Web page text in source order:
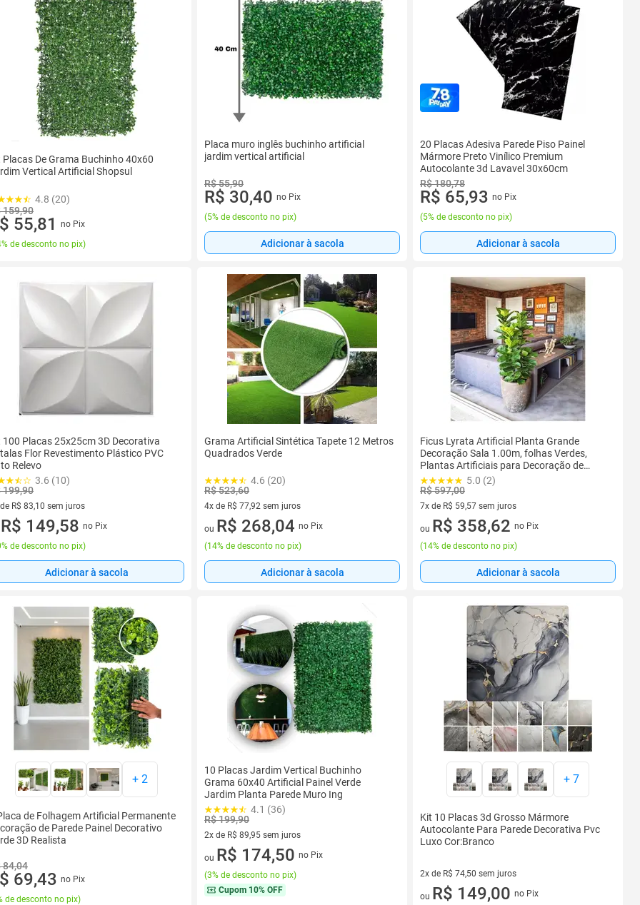
Placas De Grama Buchinho 40x60
Vertical Artificial Shopsul
4.8 (20)
159,90
55,81
no Pix
de desconto no pix)
Placa muro inglês buchinho artificial
jardim vertical artificial
R$ 55,90
R$ 30,40 no Pix
(5% de desconto no pix)
Adicionar à sacola
20 Placas Adesiva Parede Piso Painel
Mármore Preto Vinílico Premium
Autocolante 3d Lavavel 30x60cm
R$ 180,78
R$ 65,93 no Pix
(5% de desconto no pix)
Adicionar à sacola
100 Placas 25x25cm 3D Decorativa
Flor Revestimento Plástico PVC
Relevo
3.6 (10)
199,90
R$ 83,10 sem juros
de R$ 83,10 sem juros
R$ 149,58 no Pix
de desconto no pix)
Adicionar à sacola
Grama Artificial Sintética Tapete 12 Metros
Quadrados Verde
4.6 (20)
R$ 523,60
4x de R$ 77,92 sem juros
4 vez de R$ 77,92 sem juros
ou R$ 268,04 no Pix
(14% de desconto no pix)
Adicionar à sacola
Ficus Lyrata Artificial Planta Grande
Decoração Sala 1.00m, folhas Verdes,
Plantas Artificiais para Decoração de
Casa.
5.0 (2)
R$ 597,00
7x de R$ 59,57 sem juros
7 vez de R$ 59,57 sem juros
ou R$ 358,62 no Pix
(14% de desconto no pix)
Adicionar à sacola
+ 2
de Folhagem Artificial Permanente
de Parede Painel Decorativo
3D Realista
84,04
69,43 no Pix
de desconto no pix)
10 Placas Jardim Vertical Buchinho
Grama 60x40 Artificial Painel Verde
Jardim Planta Parede Muro Ing
4.1 (36)
R$ 199,90
2x de R$ 89,95 sem juros
2 vez de R$ 89,95 sem juros
ou R$ 174,50 no Pix
(3% de desconto no pix)
Cupom 10% OFF
+ 7
Kit 10 Placas 3d Grosso Mármore
Autocolante Para Parede Decorativa Pvc
Luxo Cor:Branco
2x de R$ 74,50 sem juros
2 vez de R$ 74,50 sem juros
ou R$ 149,00 no Pix